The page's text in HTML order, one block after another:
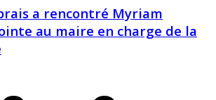
a rencontré Myriam
au maire en charge de la